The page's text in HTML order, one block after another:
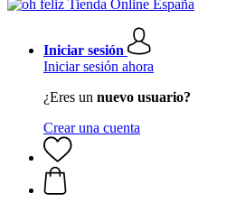
Iniciar sesión
Iniciar sesión ahora
¿Eres un nuevo usuario?
Crear una cuenta